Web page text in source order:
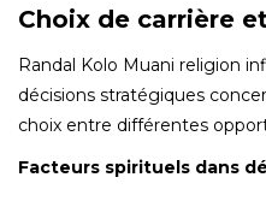
Choix de carrière
Randal Kolo Muani religion
décisions stratégiques
choix entre différentes
Facteurs spirituels dans